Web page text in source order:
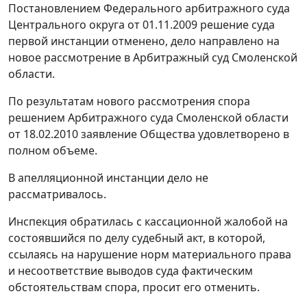
Постановлением Федерального арбитражного суда
Центрального округа от 01.11.2009 решение суда
первой инстанции отменено, дело направлено на
новое рассмотрение в Арбитражный суд Смоленской
области.
По результатам нового рассмотрения спора
решением Арбитражного суда Смоленской области
от 18.02.2010 заявление Общества удовлетворено в
полном объеме.
В апелляционной инстанции дело не
рассматривалось.
Инспекция обратилась с кассационной жалобой на
состоявшийся по делу судебный акт, в которой,
ссылаясь на нарушение норм материального права
и несоответствие выводов суда фактическим
обстоятельствам спора, просит его отменить.